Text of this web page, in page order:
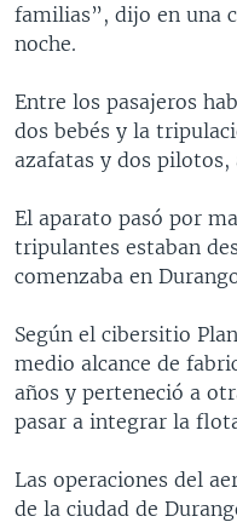
familias”, dijo en una
noche.
Entre los pasajeros
dos bebés y la
azafatas y dos pilotos,
El aparato pasó por
tripulantes estaban
comenzaba en
Según el cibersitio
medio alcance de
años y perteneció a
pasar a integrar la
Las operaciones del
de la ciudad de